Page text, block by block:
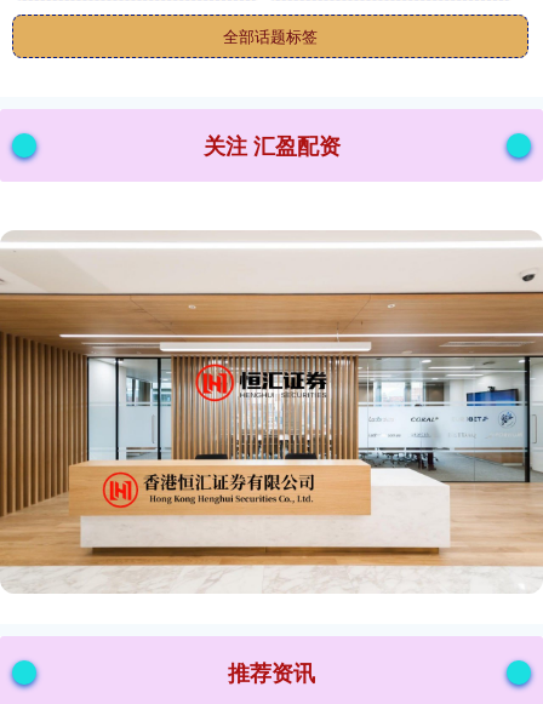
全部话题标签
关注 汇盈配资
推荐资讯